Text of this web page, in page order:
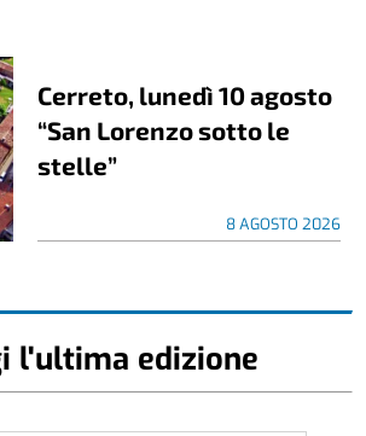
Cerreto, lunedì 10 agosto
“San Lorenzo sotto le
stelle”
8 AGOSTO 2026
l'ultima edizione